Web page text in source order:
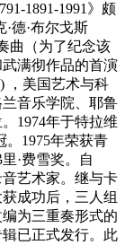
1891-1991》颇
德·布尔戈斯
曲（为了纪念该
满彻作品的首演
，美国艺术与科
音乐学院、耶鲁
1974年于特拉维
。1975年荣获青
·费雪奖。自
艺术家。继与卡
成功后，三人组
为三重奏形式的
已正式发行。此